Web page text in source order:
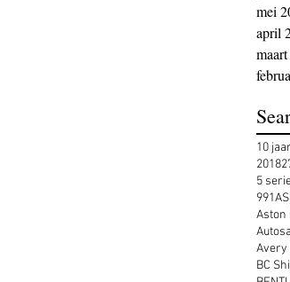
mei
april
10
2018
5
991
Aston
Avery
BC